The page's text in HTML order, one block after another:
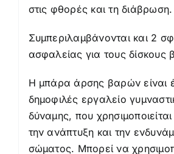
στις φθορές και τη διάβρωση.
Συμπεριλαμβάνονται και 2
ασφαλείας για τους δίσκους
Η μπάρα άρσης βαρών είναι
δημοφιλές εργαλείο
δύναμης, που
την ανάπτυξη και την
σώματος. Μπορεί να